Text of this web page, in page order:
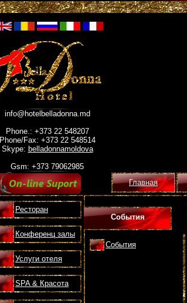
info@hotelbelladonna.md
Phone.: +373 22 548207
Phone/Fax: +373 22 548514
Skype: belladonnamoldova
Gsm: +373 79062985
Главная
Ресторан
Конференц залы
Услуги отеля
SPA & Красота
События
События